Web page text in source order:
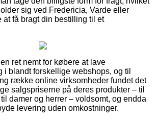
sig ved Fredericia, Varde eller
få bragt din bestilling til et
ret nemt for købere at lave
i blandt forskellige webshops, og til
række online virksomheder fundet det
salgspriserne på deres produkter – til
damer og herrer – voldsomt, og endda
levering uden omkostninger.